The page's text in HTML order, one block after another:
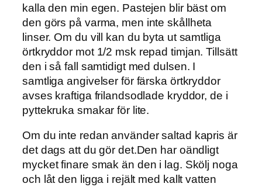
kalla den min egen. Pastejen blir bäst om
den görs på varma, men inte skållheta
linser. Om du vill kan du byta ut samtliga
örtkryddor mot 1/2 msk repad timjan. Tillsätt
den i så fall samtidigt med dulsen. I
samtliga angivelser för färska örtkryddor
avses kraftiga frilandsodlade kryddor, de i
pyttekruka smakar för lite.
Om du inte redan använder saltad kapris är
det dags att du gör det.Den har oändligt
mycket finare smak än den i lag. Skölj noga
och låt den ligga i rejält med kallt vatten